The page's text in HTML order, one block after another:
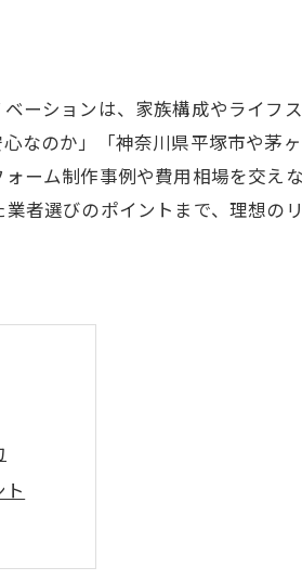
ーションは、家族構成やライフ
なのか」「神奈川県平塚市や茅
ーム制作事例や費用相場を交え
者選びのポイントまで、理想の
提案